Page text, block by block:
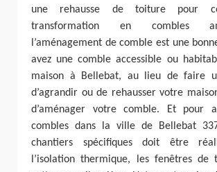
une rehausse de toiture pour
transformation en combles
l’aménagement de comble est une
avez une comble accessible ou
maison à Bellebat, au lieu de faire
d’agrandir ou de rehausser votre
d’aménager votre comble. Et pour
combles dans la ville de Bellebat
chantiers spécifiques doit être
l’isolation thermique, les fenêtres de